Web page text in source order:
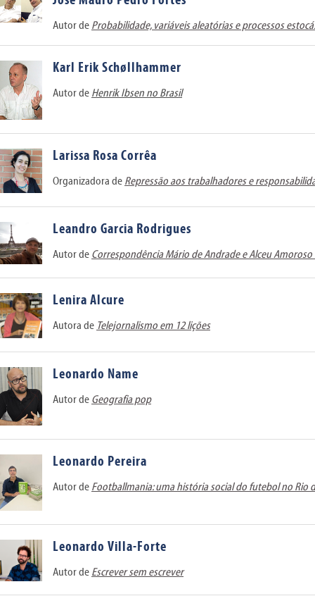
Autor de Probabilidade, variáveis aleatórias e processos
Karl Erik Schøllhammer
Autor de Henrik Ibsen no Brasil
Larissa Rosa Corrêa
Organizadora de Repressão aos trabalhadores e
Leandro Garcia Rodrigues
Autor de Correspondência Mário de Andrade e Alceu Amoroso
Lenira Alcure
Autora de Telejornalismo em 12 lições
Leonardo Name
Autor de Geografia pop
Leonardo Pereira
Autor de Footballmania: uma história social do futebol no Rio
Leonardo Villa-Forte
Autor de Escrever sem escrever